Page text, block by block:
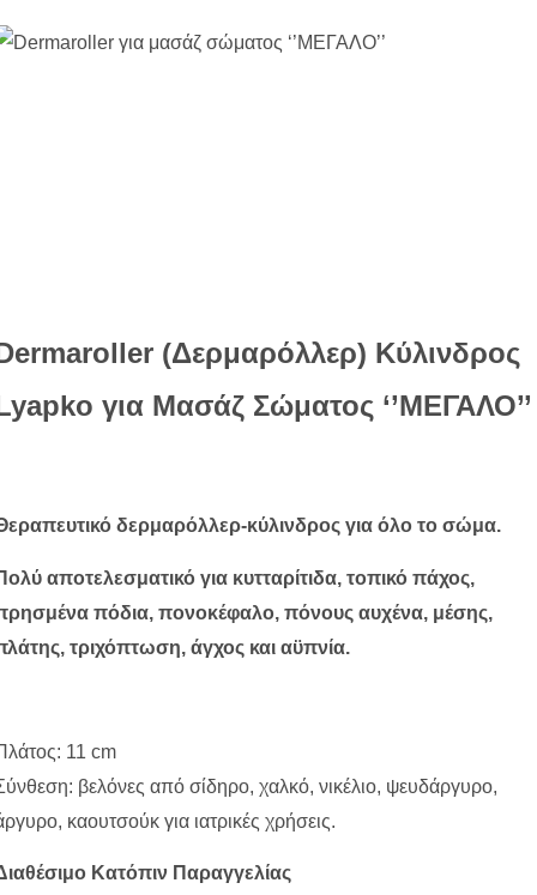
(Δερμαρόλλερ) Κύλινδρος
για Μασάζ Σώματος ‘’ΜΕΓΑΛΟ’’
δερμαρόλλερ-κύλινδρος για όλο το σώμα.
αποτελεσματικό για κυτταρίτιδα, τοπικό πάχος,
πόδια, πονοκέφαλο, πόνους αυχένα, μέσης,
τριχόπτωση, άγχος και αϋπνία.
11 cm
βελόνες από σίδηρο, χαλκό, νικέλιο, ψευδάργυρο,
καουτσούκ για ιατρικές χρήσεις.
Κατόπιν Παραγγελίας